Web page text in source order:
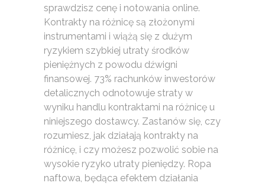
sprawdzisz cenę i notowania online.
Kontrakty na różnicę są złożonymi
instrumentami i wiążą się z dużym
ryzykiem szybkiej utraty środków
pieniężnych z powodu dźwigni
finansowej. 73% rachunków inwestorów
detalicznych odnotowuje straty w
wyniku handlu kontraktami na różnicę u
niniejszego dostawcy. Zastanów się, czy
rozumiesz, jak działają kontrakty na
różnicę, i czy możesz pozwolić sobie na
wysokie ryzyko utraty pieniędzy. Ropa
naftowa, będąca efektem działania